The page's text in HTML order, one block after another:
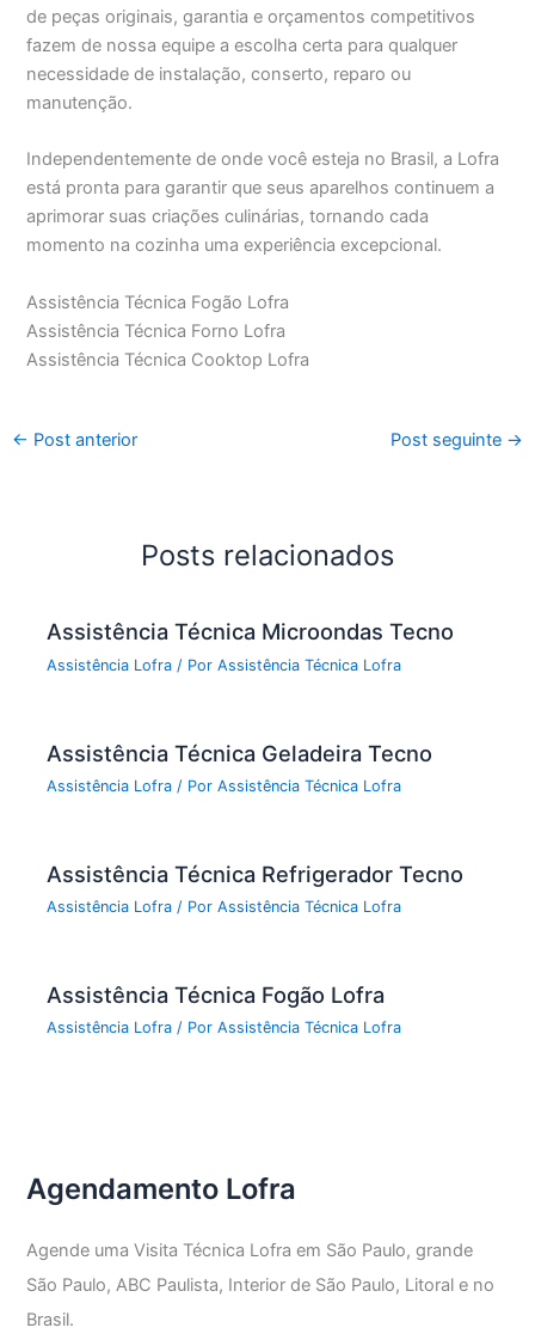
de peças originais, garantia e orçamentos competitivos
fazem de nossa equipe a escolha certa para qualquer
necessidade de instalação, conserto, reparo ou
manutenção.
Independentemente de onde você esteja no Brasil, a Lofra
está pronta para garantir que seus aparelhos continuem a
aprimorar suas criações culinárias, tornando cada
momento na cozinha uma experiência excepcional.
Assistência Técnica Fogão Lofra
Assistência Técnica Forno Lofra
Assistência Técnica Cooktop Lofra
← Post anterior Post seguinte →
Posts relacionados
Assistência Técnica Microondas Tecno
Assistência Lofra / PorAssistência Técnica Lofra
Assistência Técnica Geladeira Tecno
Assistência Lofra / PorAssistência Técnica Lofra
Assistência Técnica Refrigerador Tecno
Assistência Lofra / PorAssistência Técnica Lofra
Assistência Técnica Fogão Lofra
Assistência Lofra / PorAssistência Técnica Lofra
Agendamento Lofra
Agende uma Visita Técnica Lofra em São Paulo, grande
São Paulo, ABC Paulista, Interior de São Paulo, Litoral e no
Brasil.